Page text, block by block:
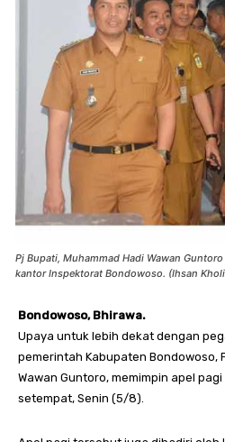
Pj Bupati, Muhammad Hadi Wawan
kantor Inspektorat Bondowoso. (Ihsan
Bondowoso, Bhirawa.
Upaya untuk lebih dekat dengan
pemerintah Kabupaten Bondowoso,
Wawan Guntoro, memimpin apel
setempat, Senin (5/8).